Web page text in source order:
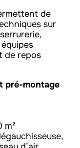
de
sur
de repos
pré-montage
m²